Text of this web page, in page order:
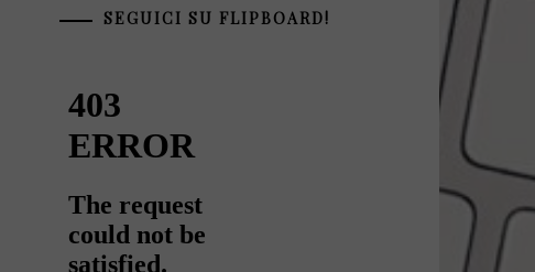
SEGUICI SU FLIPBOARD!